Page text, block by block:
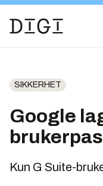
SIKKERHET
Google
Kun G Suite-